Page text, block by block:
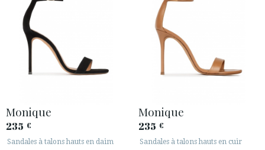
Monique
235 €
Sandales à talons hauts en daim
Monique
235 €
Sandales à talons hauts en cuir